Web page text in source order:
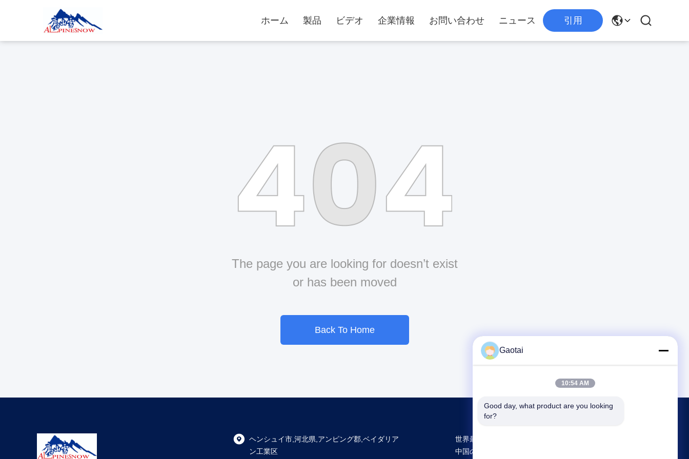
ホーム 製品 ビデオ 企業情報 お問い合わせ ニュース 引用
The page you are looking for doesn’t exist
or has been moved
Back To Home
ヘンシュイ市,河北県,アンピング郡,ベイダリア
ン工業区
世界最大規模の研究開発と生産 Back Support
中国のサプライヤー
Gaotai
10:54 AM
Good day, what product are you looking
for?